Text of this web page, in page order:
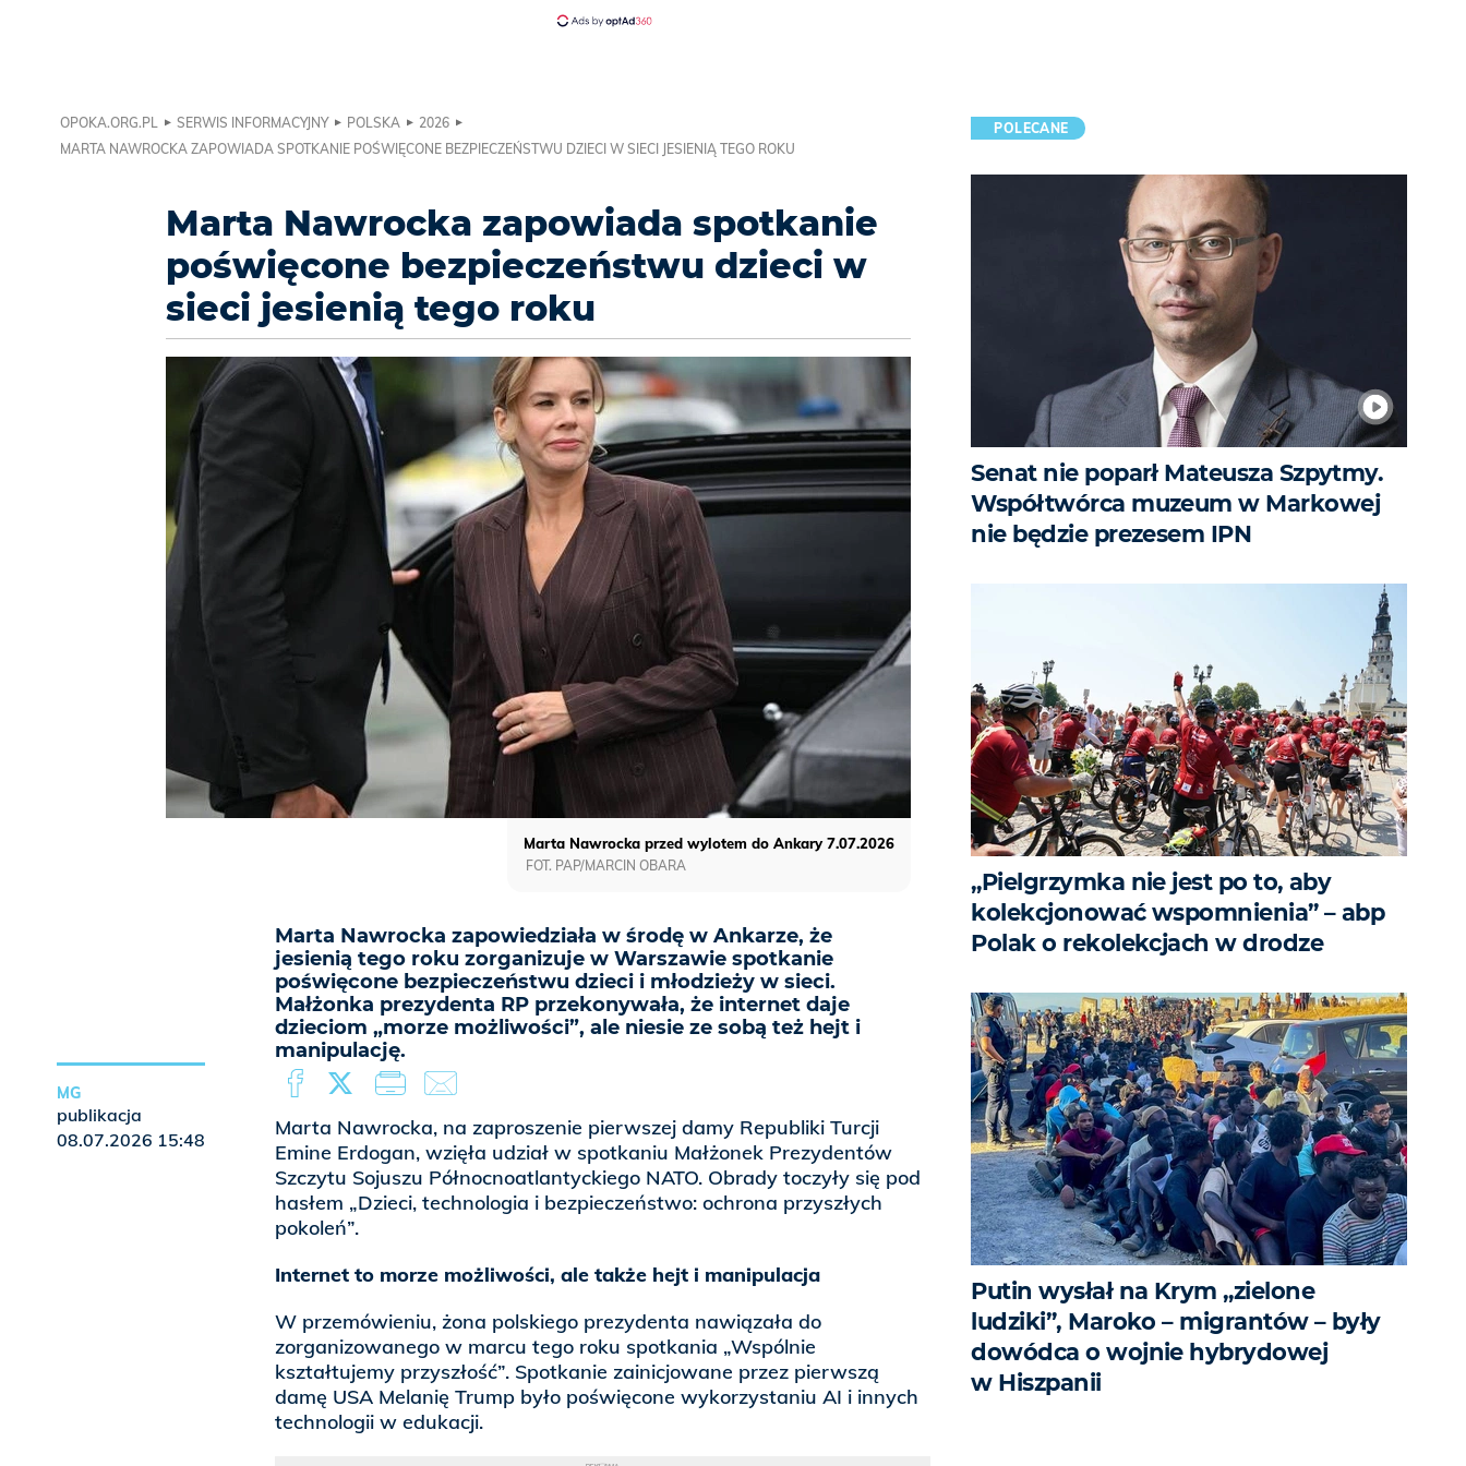
OPOKA.ORG.PL SERWIS INFORMACYJNY POLSKA
2026
MARTA NAWROCKA ZAPOWIADA SPOTKANIE POŚWIĘCONE BEZPIECZEŃSTWU DZIECI W SIECI JESIENIĄ TEGO ROKU
Marta Nawrocka zapowiada spotkanie
poświęcone bezpieczeństwu dzieci w
sieci jesienią tego roku
Marta Nawrocka zapowiedziała w środę w Ankarze, że
jesienią tego roku zorganizuje w Warszawie spotkanie
poświęcone bezpieczeństwu dzieci i młodzieży w sieci.
Małżonka prezydenta RP przekonywała, że internet daje
dzieciom „morze możliwości”, ale niesie ze sobą też hejt i
manipulację.
Marta Nawrocka przed wylotem do Ankary 7.07.2026
FOT. PAP/MARCIN OBARA
Marta Nawrocka, na zaproszenie pierwszej damy Republiki Turcji
Emine Erdogan, wzięła udział w spotkaniu Małżonek Prezydentów
Szczytu Sojuszu Północnoatlantyckiego NATO. Obrady toczyły się pod
hasłem „Dzieci, technologia i bezpieczeństwo: ochrona przyszłych
pokoleń”.
Internet to morze możliwości, ale także hejt i manipulacja
W przemówieniu, żona polskiego prezydenta nawiązała do
zorganizowanego w marcu tego roku spotkania „Wspólnie
kształtujemy przyszłość”. Spotkanie zainicjowane przez pierwszą
damę USA Melanię Trump było poświęcone wykorzystaniu AI i innych
technologii w edukacji.
MG
publikacja
08.07.2026 15:48
POLECANE
Senat nie poparł Mateusza Szpytmy.
Współtwórca muzeum w Markowej
nie będzie prezesem IPN
„Pielgrzymka nie jest po to, aby
kolekcjonować wspomnienia” – abp
Polak o rekolekcjach w drodze
Putin wysłał na Krym „zielone
ludziki”, Maroko – migrantów – były
dowódca o wojnie hybrydowej
w Hiszpanii